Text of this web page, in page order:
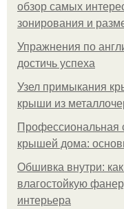
обзор самых
зонирования и
Упражнения по
достичь успеха
Узел примыкания
крыши из
Профессиональная
крышей дома:
Обшивка внутри:
влагостойкую
интерьера